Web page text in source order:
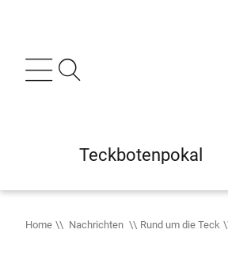
Teckbotenpokal
Home Nachrichten Rund um die Teck